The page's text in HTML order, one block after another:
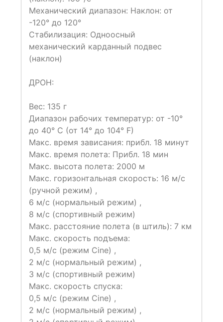
Механический диапазон: Наклон: от
-120° до 120°
Стабилизация: Одноосный
механический карданный подвес
(наклон)
ДРОН:
Вес: 135 г
Диапазон рабочих температур: от -10°
до 40° C (от 14° до 104° F)
Макс. время зависания: прибл. 18 минут
Макс. время полета: Прибл. 18 мин
Макс. высота полета: 2000 м
Макс. горизонтальная скорость: 16 м/с
(ручной режим) ,
6 м/с (нормальный режим) ,
8 м/с (спортивный режим)
Макс. расстояние полета (в штиль): 7 км‌
Макс. скорость подъема:
0,5 м/с (режим Cine) ,
2 м/с (нормальный режим) ,
3 м/с (спортивный режим)
Макс. скорость спуска:
0,5 м/с (режим Cine) ,
2 м/с (нормальный режим) ,